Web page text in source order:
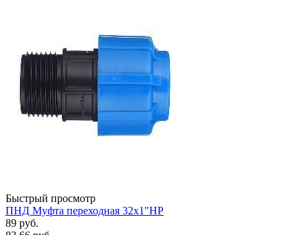
Быстрый просмотр
ПНД Муфта переходная 32х1"НР
89 руб.